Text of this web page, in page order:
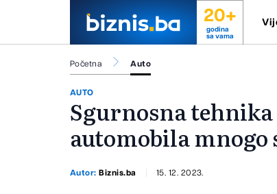
20+
godina
sa vama
Početna Auto
AUTO
Sgurnosna
automobila
Autor:Biznis.ba 15. 12. 2023.